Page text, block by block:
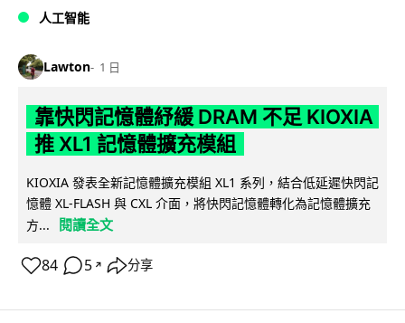
人工智能
Lawton 1 日
靠快閃記憶體紓緩 DRAM 不足 KIOXIA
推 XL1 記憶體擴充模組
KIOXIA 發表全新記憶體擴充模組 XL1 系列，結合低延遲快閃記
憶體 XL-FLASH 與 CXL 介面，將快閃記憶體轉化為記憶體擴充
方...
閱讀全文
84 5 ↗ 分享